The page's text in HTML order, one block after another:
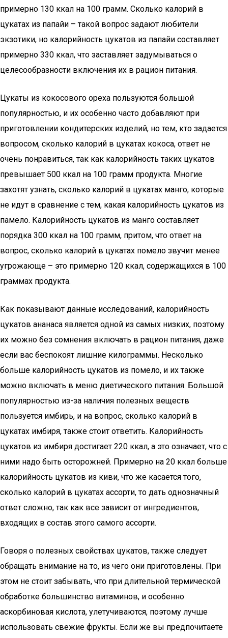
примерно 130 ккал на 100 грамм. Сколько калорий в
цукатах из папайи – такой вопрос задают любители
экзотики, но калорийность цукатов из папайи составляет
примерно 330 ккал, что заставляет задумываться о
целесообразности включения их в рацион питания.
Цукаты из кокосового ореха пользуются большой
популярностью, и их особенно часто добавляют при
приготовлении кондитерских изделий, но тем, кто задается
вопросом, сколько калорий в цукатах кокоса, ответ не
очень понравиться, так как калорийность таких цукатов
превышает 500 ккал на 100 грамм продукта. Многие
захотят узнать, сколько калорий в цукатах манго, которые
не идут в сравнение с тем, какая калорийность цукатов из
памело. Калорийность цукатов из манго составляет
порядка 300 ккал на 100 грамм, притом, что ответ на
вопрос, сколько калорий в цукатах помело звучит менее
угрожающе – это примерно 120 ккал, содержащихся в 100
граммах продукта.
Как показывают данные исследований, калорийность
цукатов ананаса является одной из самых низких, поэтому
их можно без сомнения включать в рацион питания, даже
если вас беспокоят лишние килограммы. Несколько
больше калорийность цукатов из помело, и их также
можно включать в меню диетического питания. Большой
популярностью из-за наличия полезных веществ
пользуется имбирь, и на вопрос, сколько калорий в
цукатах имбиря, также стоит ответить. Калорийность
цукатов из имбиря достигает 220 ккал, а это означает, что с
ними надо быть осторожней. Примерно на 20 ккал больше
калорийность цукатов из киви, что же касается того,
сколько калорий в цукатах ассорти, то дать однозначный
ответ сложно, так как все зависит от ингредиентов,
входящих в состав этого самого ассорти.
Говоря о полезных свойствах цукатов, также следует
обращать внимание на то, из чего они приготовлены. При
этом не стоит забывать, что при длительной термической
обработке большинство витаминов, и особенно
аскорбиновая кислота, улетучиваются, поэтому лучше
использовать свежие фрукты. Если же вы предпочитаете